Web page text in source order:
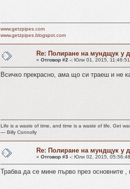
www.getzpipes.com
www.getzpipes.blogspot.com
Re: Полиране на мундщук у
« Отговор #2 -: Юли 01, 2015,
Всичко прекрасно, ама що си траеш и не
Life is a waste of time, and time is a waste of life. Get
― Billy Connolly
Re: Полиране на мундщук у
« Отговор #3 -: Юли 02, 2015,
Трабва да се мине първо през основните